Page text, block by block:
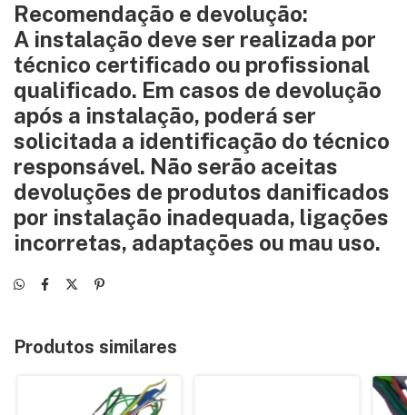
Recomendação e devolução:
A instalação deve ser realizada por
técnico certificado ou profissional
qualificado. Em casos de devolução
após a instalação, poderá ser
solicitada a identificação do técnico
responsável. Não serão aceitas
devoluções de produtos danificados
por instalação inadequada, ligações
incorretas, adaptações ou mau uso.
Produtos similares